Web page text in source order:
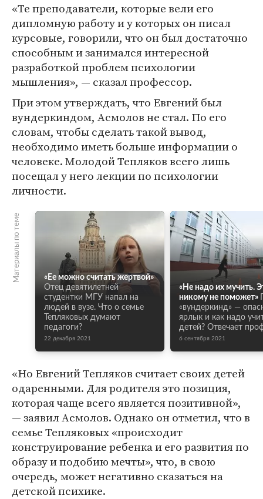
«Те преподаватели, которые вели его
дипломную работу и у которых он писал
курсовые, говорили, что он был достаточно
способным и занимался интересной
разработкой проблем психологии
мышления», — сказал профессор.
При этом утверждать, что Евгений был
вундеркиндом, Асмолов не стал. По его
словам, чтобы сделать такой вывод,
необходимо иметь больше информации о
человеке. Молодой Тепляков всего лишь
посещал у него лекции по психологии
личности.
Материалы по теме
«Ее можно считать жертвой»
Отец девятилетней
студентки МГУ напал на
людей в вузе. Что о семье
Тепляковых думают
педагоги?
22 декабря 2021
«Не надо их мучить.
никому не поможет»
«вундеркинд» —
ярлык и как надо
детей? Отвечает
6 сентября 2021
«Но Евгений Тепляков считает своих детей
одаренными. Для родителя это позиция,
которая чаще всего является позитивной»,
— заявил Асмолов. Однако он отметил, что в
семье Тепляковых «происходит
конструирование ребенка и его развития по
образу и подобию мечты», что, в свою
очередь, может негативно сказаться на
детской психике.